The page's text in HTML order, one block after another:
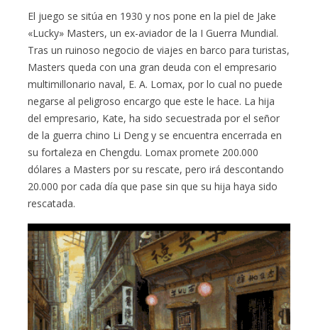
El juego se sitúa en 1930 y nos pone en la piel de Jake
«Lucky» Masters, un ex-aviador de la I Guerra Mundial.
Tras un ruinoso negocio de viajes en barco para turistas,
Masters queda con una gran deuda con el empresario
multimillonario naval, E. A. Lomax, por lo cual no puede
negarse al peligroso encargo que este le hace. La hija
del empresario, Kate, ha sido secuestrada por el señor
de la guerra chino Li Deng y se encuentra encerrada en
su fortaleza en Chengdu. Lomax promete 200.000
dólares a Masters por su rescate, pero irá descontando
20.000 por cada día que pase sin que su hija haya sido
rescatada.